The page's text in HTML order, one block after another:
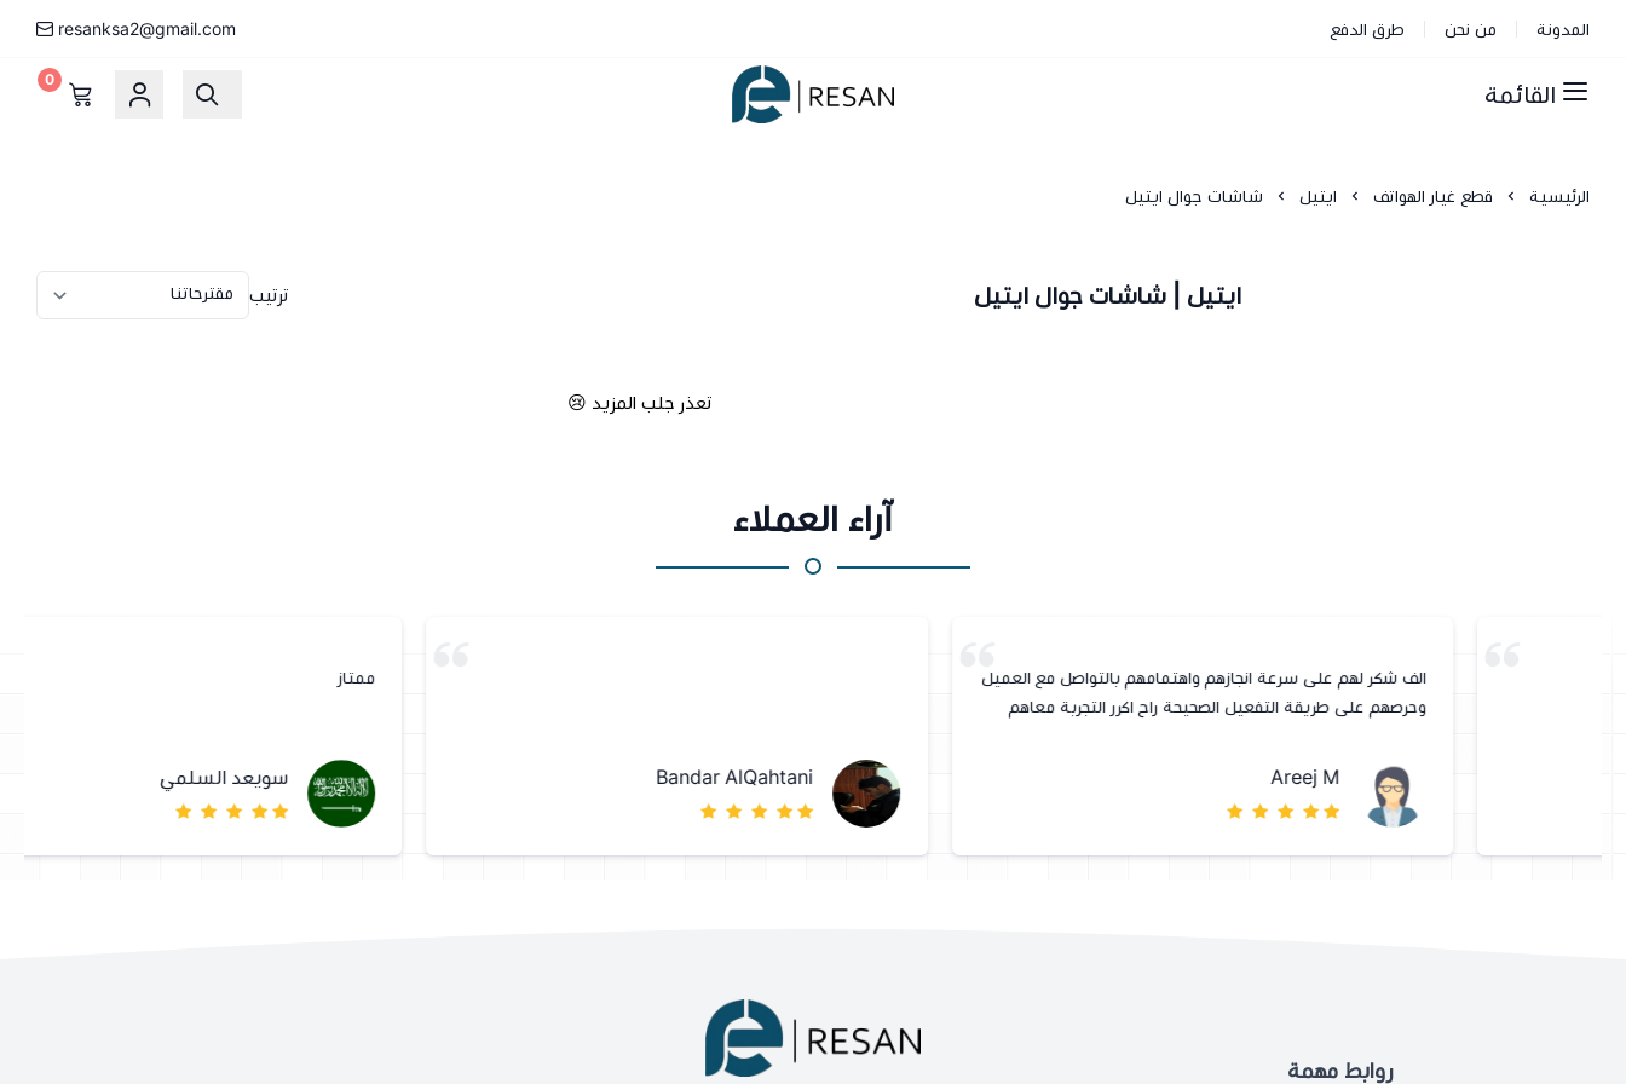
المدونة من نحن طرق الدفع resanksa2@gmail.com
القائمة
شركة ريسان
0
الرئيسية قطع غيار الهواتف ايتيل شاشات جوال ايتيل
ايتيل | شاشات جوال ايتيل ترتيب
تعذر جلب المزيد 😢
آراء العملاء
الف شكر لهم على سرعة انجازهم واهتمامهم بالتواصل مع العميل
وحرصهم على طريقة التفعيل الصحيحة راح اكرر التجربة معاهم
Areej M
Bandar AlQahtani سويعد السلمي
روابط مهمة